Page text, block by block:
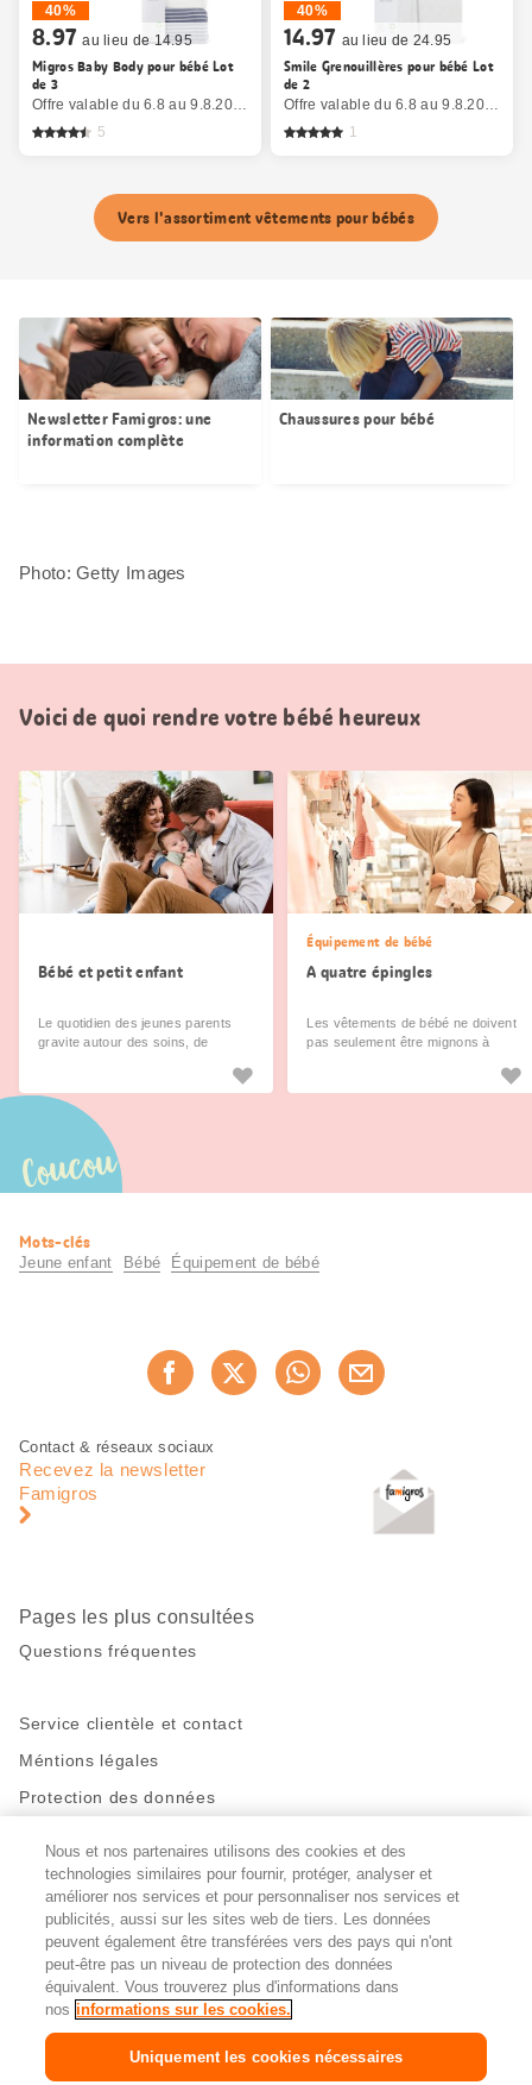
40%
8.97 au lieu de 14.95
Migros Baby Body pour bébé Lot
de 3
Offre valable du 6.8 au 9.8.2026, jusqu’à épuisement du stock.
5
40%
14.97 au lieu de 24.95
Smile Grenouillères pour bébé Lot
de 2
Offre valable du 6.8 au 9.8.2026, jusqu’à épuisement du stock.
1
Vers l'assortiment vêtements pour bébés
Newsletter Famigros: une
information complète
Chaussures pour bébé
Photo: Getty Images
Voici de quoi rendre votre bébé heureux
Bébé et petit enfant
Le quotidien des jeunes parents
gravite autour des soins, de
de bébé. Nous avons réuni pour
vous quelques conseils à ce
Équipement de bébé
A quatre épingles
Les vêtements de bébé ne doivent
pas seulement être mignons à
les vêtements, des tailles au choix
Coucou
Informations
utiles
Mots-clés
Jeune enfant Bébé Équipement de bébé
Recommander maintenant
Pied
page
Navigation
pied
Contact & réseaux sociaux
Recevez la newsletter
Famigros
Pages les plus consultées
Questions fréquentes
Service clientèle et contact
Méntions légales
Protection des données
Restez en contact!
Facebook
http://twitter.com/migros
https://www.youtube.com/user/
PinterestInstagram
Paramètres des cookies
FR IT
Nous et nos partenaires utilisons des cookies et des
technologies similaires pour fournir, protéger, analyser et
améliorer nos services et pour personnaliser nos services et
publicités, aussi sur les sites web de tiers. Les données
peuvent également être transférées vers des pays qui n'ont
peut-être pas un niveau de protection des données
équivalent. Vous trouverez plus d'informations dans
nos informations sur les cookies.
Uniquement les cookies nécessaires